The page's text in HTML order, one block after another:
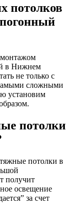
потолков
погонный
монтажом
в Нижнем
не только с
сложными
установим
потолки
потолки в
получит
освещение
за счет